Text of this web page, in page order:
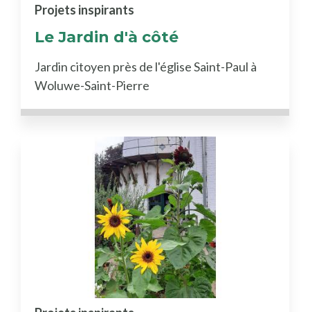
Le Jardin d'à côté
Projets inspirants
Jardin citoyen près de l'église Saint-Paul à
Woluwe-Saint-Pierre